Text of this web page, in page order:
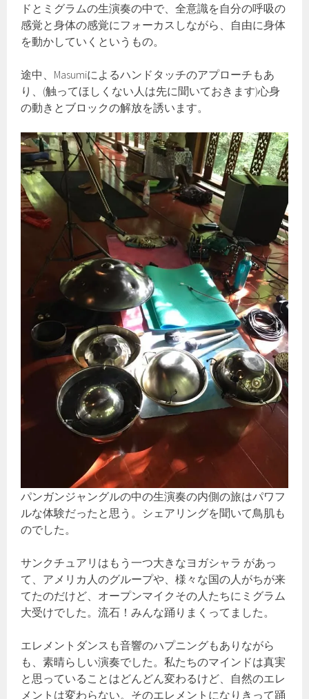
ドとミグラムの生演奏の中で、全意識を自分の呼吸の
感覚と身体の感覚にフォーカスしながら、自由に身体
を動かしていくというもの。
途中、Masumiによるハンドタッチのアプローチもあ
り、(触ってほしくない人は先に聞いておきます)心身
の動きとブロックの解放を誘います。
パンガンジャングルの中の生演奏の内側の旅はパワフ
ルな体験だったと思う。シェアリングを聞いて鳥肌も
のでした。
サンクチュアリはもう一つ大きなヨガシャラ があっ
て、アメリカ人のグループや、様々な国の人がちが来
てたのだけど、オープンマイクその人たちにミグラム
大受けでした。流石！みんな踊りまくってました。
エレメントダンスも音響のハプニングもありながら
も、素晴らしい演奏でした。私たちのマインドは真実
と思っていることはどんどん変わるけど、自然のエレ
メントは変わらない。そのエレメントになりきって踊